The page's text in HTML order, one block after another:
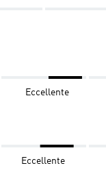
Eccellente
Eccellente